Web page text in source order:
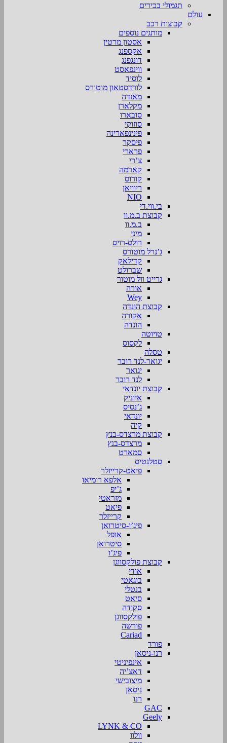
תגמולי בכירים
עולם
קבוצות רכב
מותגים נוספים
אסטון מרטין
אקספנג
דונגפנג
ווינפאסט
לוסיד
לורדסטאון מוטורס
מאזדה
מקלארן
סובארו
סוזוקי
פינינפארינה
פיסקר
פרארי
צ’רי
קארמה
קורוס
ריוויאן
NIO
בי.ווי.די
קבוצת ב.מ.וו
ב.מ.וו
מיני
רולס-רויס
ג’נרל מוטורס
קדילאק
שברולט
גרייט וול מוטור
אורה
Wey
קבוצת הונדה
אקורה
הונדה
טויוטה
לקסוס
טסלה
יגואר-לנד רובר
יגואר
לנד רובר
קבוצת יונדאי
איוניק
ג’נסיס
יונדאי
קיה
קבוצת מרצדס-בנץ
מרצדס-בנץ
סמארט
סטלנטיס
פיאט-קרייזלר
אלפא רומיאו
ג’יפ
מזראטי
פיאט
קרייזלר
פיג’ו-סיטרואן
אופל
סיטרואן
פיג’ו
קבוצת פולקסווגן
אודי
בוגאטי
בנטלי
סיאט
סקודה
פולקסווגן
פורשה
Cariad
פורד
רנו-ניסאן
אינפיניטי
דאצ’יה
מיצובישי
ניסאן
רנו
GAC
Geely
LYNK & CO
וולוו